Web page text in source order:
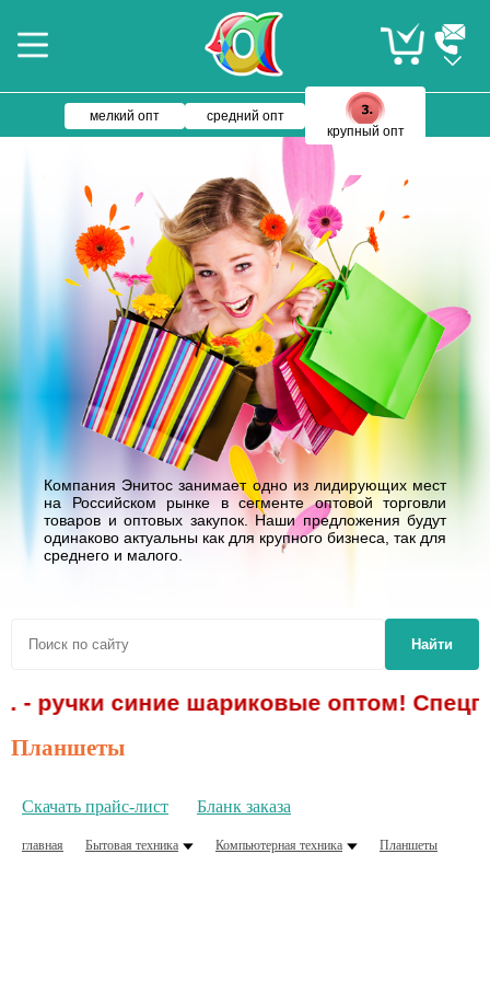
мелкий опт
средний опт
крупный опт
Компания Энитос занимает одно из лидирующих мест
на Российском рынке в сегменте оптовой торговли
товаров и оптовых закупок. Наши предложения будут
одинаково актуальны как для крупного бизнеса, так для
среднего и малого.
Найти
- ручки синие шариковые оптом!
Планшеты
Скачать прайс-лист Бланк заказа
главная Бытовая техника Компьютерная техника Планшеты